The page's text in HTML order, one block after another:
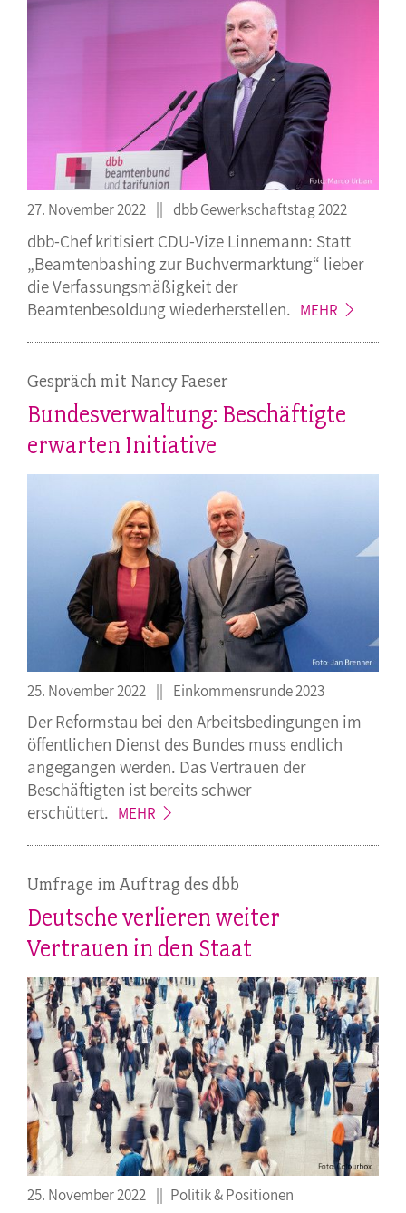
27. November 2022 dbb Gewerkschaftstag 2022
dbb-Chef kritisiert CDU-Vize Linnemann: Statt
„Beamtenbashing zur Buchvermarktung“ lieber
die Verfassungsmäßigkeit der
Beamtenbesoldung wiederherstellen. MEHR
Gespräch mit Nancy Faeser
Bundesverwaltung: Beschäftigte
erwarten Initiative
25. November 2022 Einkommensrunde 2023
Der Reformstau bei den Arbeitsbedingungen im
öffentlichen Dienst des Bundes muss endlich
angegangen werden. Das Vertrauen der
Beschäftigten ist bereits schwer
erschüttert. MEHR
Umfrage im Auftrag des dbb
Deutsche verlieren weiter
Vertrauen in den Staat
25. November 2022 Politik & Positionen